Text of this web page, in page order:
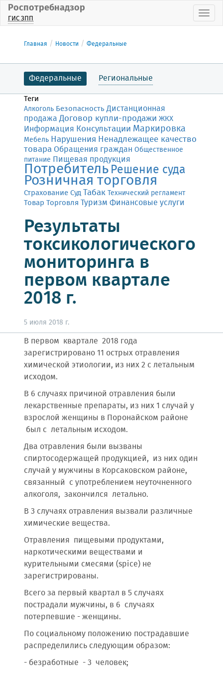
Роспотребнадзор
ГИС ЗПП
Главная Новости Федеральные
Федеральные Региональные
Теги
Алкоголь БезопасностьДистанционная
продажа Договор купли-продажи ЖКХ
Информация Консультации Маркировка
Мебель Нарушения Ненадлежащее качество
товара Обращения граждан Общественное
питание Пищевая продукция
ПотребительРешение суда
Розничная торговля
СтрахованиеСудТабакТехнический регламент
Товар Торговля Туризм Финансовые услуги
Результаты
токсикологического
мониторинга в
первом квартале
2018 г.
5 июля 2018 г.
В первом квартале 2018 года
зарегистрировано 11 острых отравления
химической этиологии, из них 2 с летальным
исходом.
В 6 случаях причиной отравления были
лекарственные препараты, из них 1 случай у
взрослой женщины в Поронайском районе
был с летальным исходом.
Два отравления были вызваны
спиртосодержащей продукцией, из них один
случай у мужчины в Корсаковском районе,
связанный с употреблением неуточненного
алкоголя, закончился летально.
В 3 случаях отравления вызвали различные
химические вещества.
Отравления пищевыми продуктами,
наркотическими веществами и
курительными смесями (spice) не
зарегистрированы.
Всего за первый квартал в 5 случаях
пострадали мужчины, в 6 случаях
потерпевшие - женщины.
По социальному положению пострадавшие
распределились следующим образом:
- безработные - 3 человек;